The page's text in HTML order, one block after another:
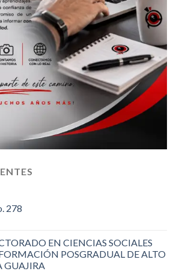
278
EN CIENCIAS SOCIALES
POSGRADUAL DE ALTO
GUAJIRA